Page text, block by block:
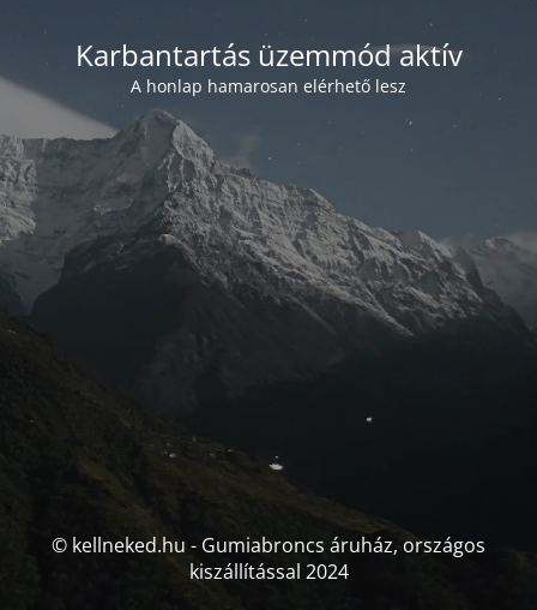
Karbantartás üzemmód aktív
A honlap hamarosan elérhető lesz
© kellneked.hu - Gumiabroncs áruház, országos
kiszállítással 2024